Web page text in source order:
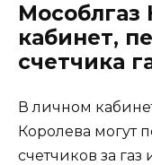
кабинет,
счетчика
В личном
Королева могут
счетчиков за